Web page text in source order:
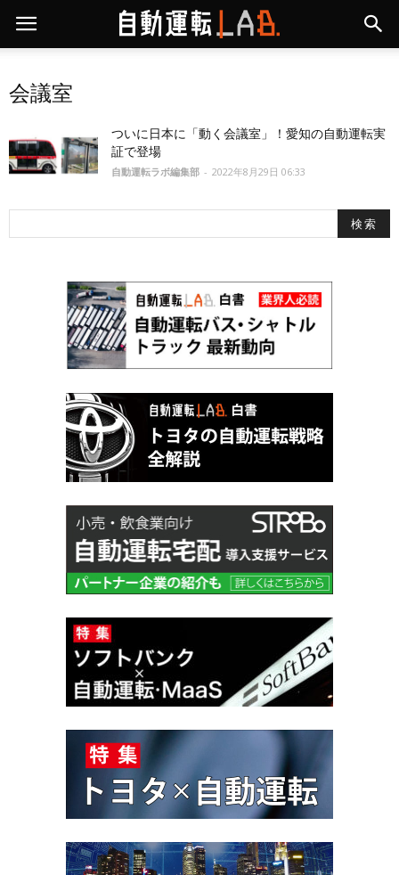
会議室
ついに日本に「動く会議室」！愛知の自動運転実
証で登場
自動運転ラボ編集部 - 2022年8月29日 06:33